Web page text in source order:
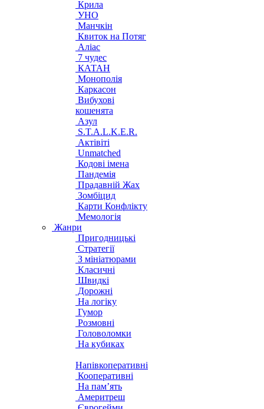
Крила
УНО
Манчкін
Квиток на Потяг
Аліас
7 чудес
КАТАН
Монополія
Каркасон
Вибухові
кошенята
Азул
S.T.A.L.K.E.R.
Актівіті
Unmatched
Кодові імена
Пандемія
Прадавній Жах
Зомбіцид
Карти Конфлікту
Мемологія
Жанри
Пригодницькі
Стратегії
З мініатюрами
Класичні
Швидкі
Дорожні
На логіку
Гумор
Розмовні
Головоломки
На кубиках
Напівкоперативні
Кооперативні
На пам’ять
Америтреш